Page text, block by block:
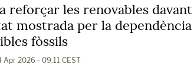
reforçar les renovables davant
mostrada per la dependència
fòssils
Apr 2026 - 09:11 CEST